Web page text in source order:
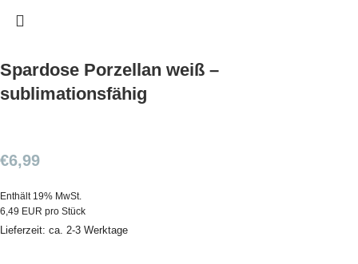
Spardose Porzellan weiß –
sublimationsfähig
€6,99
Enthält 19% MwSt.
6,49 EUR pro Stück
Lieferzeit: ca. 2-3 Werktage